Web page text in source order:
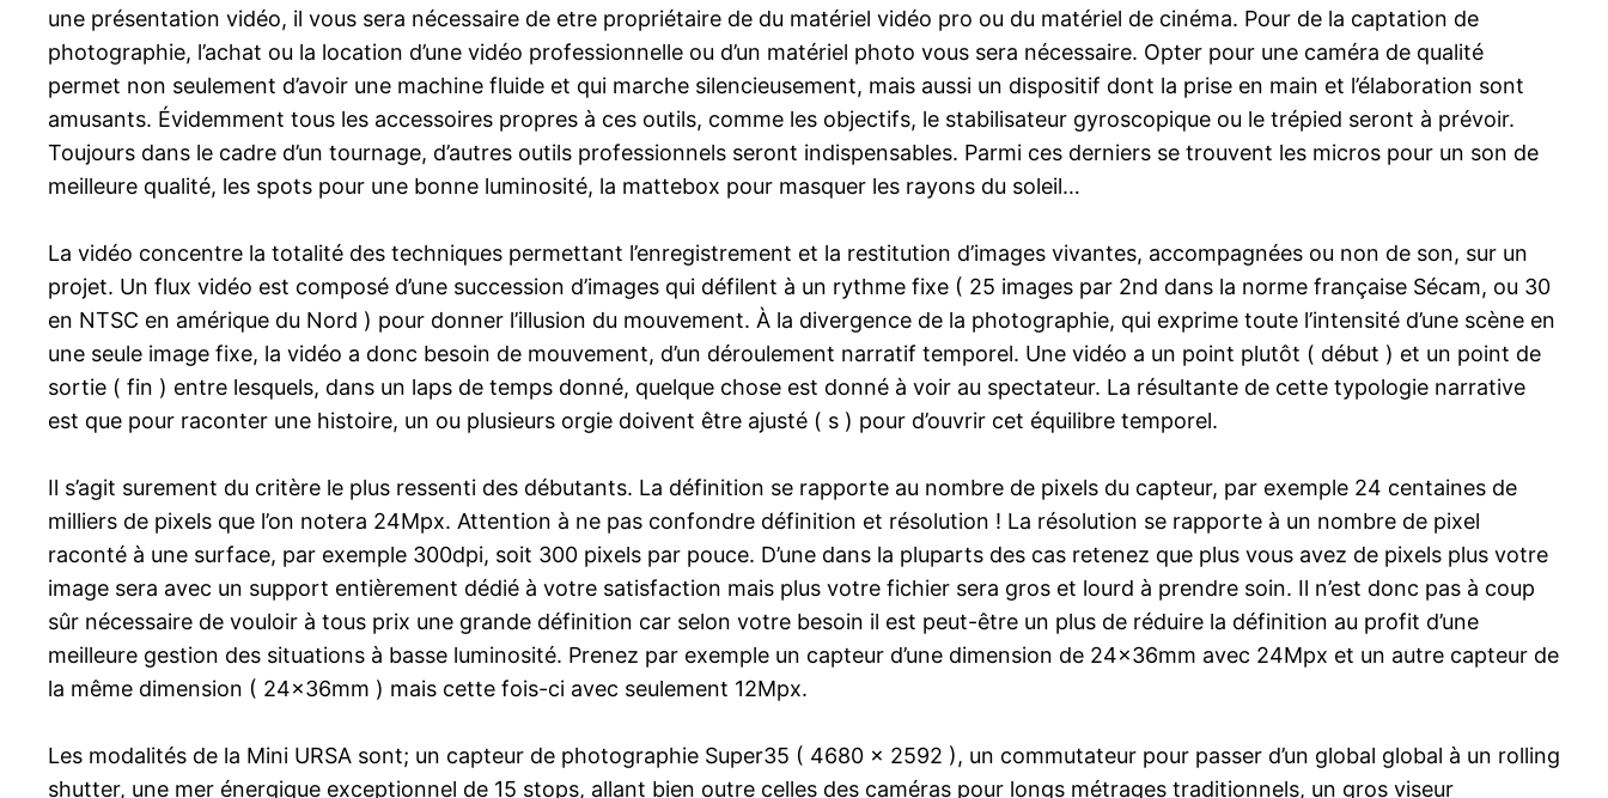
une présentation vidéo, il vous sera nécessaire de etre propriétaire de du matériel vidéo pro ou du matériel de cinéma. Pour de la captation de
photographie, l’achat ou la location d’une vidéo professionnelle ou d’un matériel photo vous sera nécessaire. Opter pour une caméra de qualité
permet non seulement d’avoir une machine fluide et qui marche silencieusement, mais aussi un dispositif dont la prise en main et l’élaboration sont
amusants. Évidemment tous les accessoires propres à ces outils, comme les objectifs, le stabilisateur gyroscopique ou le trépied seront à prévoir.
Toujours dans le cadre d’un tournage, d’autres outils professionnels seront indispensables. Parmi ces derniers se trouvent les micros pour un son de
meilleure qualité, les spots pour une bonne luminosité, la mattebox pour masquer les rayons du soleil…
La vidéo concentre la totalité des techniques permettant l’enregistrement et la restitution d’images vivantes, accompagnées ou non de son, sur un
projet. Un flux vidéo est composé d’une succession d’images qui défilent à un rythme fixe ( 25 images par 2nd dans la norme française Sécam, ou 30
en NTSC en amérique du Nord ) pour donner l’illusion du mouvement. À la divergence de la photographie, qui exprime toute l’intensité d’une scène en
une seule image fixe, la vidéo a donc besoin de mouvement, d’un déroulement narratif temporel. Une vidéo a un point plutôt ( début ) et un point de
sortie ( fin ) entre lesquels, dans un laps de temps donné, quelque chose est donné à voir au spectateur. La résultante de cette typologie narrative
est que pour raconter une histoire, un ou plusieurs orgie doivent être ajusté ( s ) pour d’ouvrir cet équilibre temporel.
Il s’agit surement du critère le plus ressenti des débutants. La définition se rapporte au nombre de pixels du capteur, par exemple 24 centaines de
milliers de pixels que l’on notera 24Mpx. Attention à ne pas confondre définition et résolution ! La résolution se rapporte à un nombre de pixel
raconté à une surface, par exemple 300dpi, soit 300 pixels par pouce. D’une dans la pluparts des cas retenez que plus vous avez de pixels plus votre
image sera avec un support entièrement dédié à votre satisfaction mais plus votre fichier sera gros et lourd à prendre soin. Il n’est donc pas à coup
sûr nécessaire de vouloir à tous prix une grande définition car selon votre besoin il est peut-être un plus de réduire la définition au profit d’une
meilleure gestion des situations à basse luminosité. Prenez par exemple un capteur d’une dimension de 24x36mm avec 24Mpx et un autre capteur de
la même dimension ( 24x36mm ) mais cette fois-ci avec seulement 12Mpx.
Les modalités de la Mini URSA sont; un capteur de photographie Super35 ( 4680 x 2592 ), un commutateur pour passer d’un global global à un rolling
shutter, une mer énergique exceptionnel de 15 stops, allant bien outre celles des caméras pour longs métrages traditionnels, un gros viseur